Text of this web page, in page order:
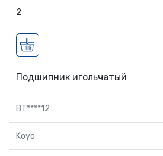
2
Подшипник игольчатый
BT****12
Koyo